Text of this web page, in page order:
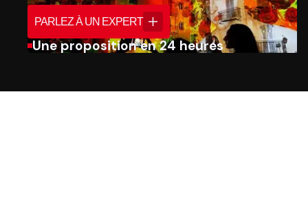
PARLEZ À UN EXPERT
Une proposition en 24 heures